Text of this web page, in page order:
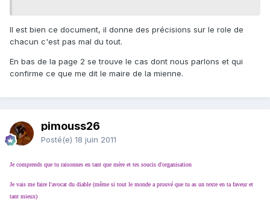
Il est bien ce document, il donne des précisions sur le role de
chacun c'est pas mal du tout.
En bas de la page 2 se trouve le cas dont nous parlons et qui
confirme ce que me dit le maire de la mienne.
pimouss26
Posté(e) 18 juin 2011
Je comprends que tu raisonnes en tant que mère et tes soucis d'organisation
Je vais me faire l'avocat du diable (même si tout le monde a prouvé que tu as un texte en ta faveur et
tant mieux)